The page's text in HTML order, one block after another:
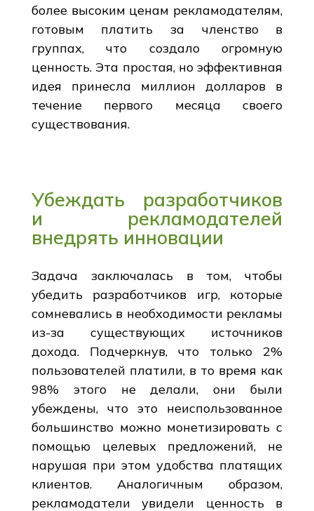
более высоким ценам рекламодателям,
готовым платить за членство в
группах, что создало огромную
ценность. Эта простая, но эффективная
идея принесла миллион долларов в
течение первого месяца своего
существования.
Убеждать разработчиков
и рекламодателей
внедрять инновации
Задача заключалась в том, чтобы
убедить разработчиков игр, которые
сомневались в необходимости рекламы
из-за существующих источников
дохода. Подчеркнув, что только 2%
пользователей платили, в то время как
98% этого не делали, они были
убеждены, что это неиспользованное
большинство можно монетизировать с
помощью целевых предложений, не
нарушая при этом удобства платящих
клиентов. Аналогичным образом,
рекламодатели увидели ценность в